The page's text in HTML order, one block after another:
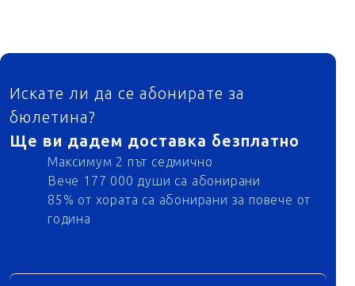
ФУТЕР
Искате ли да се абонирате за
бюлетина?
Ще ви дадем доставка безплатно
Максимум 2 път седмично
Вече 177 000 души са абонирани
85% от хората са абонирани за повече от
година